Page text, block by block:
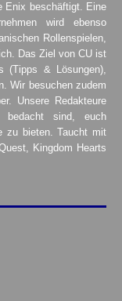
Enix beschäftigt. Eine
wird ebenso
Rollenspielen,
Das Ziel von CU ist
(Tipps & Lösungen),
Wir besuchen zudem
Unsere Redakteure
sind, euch
zu bieten. Taucht mit
Kingdom Hearts